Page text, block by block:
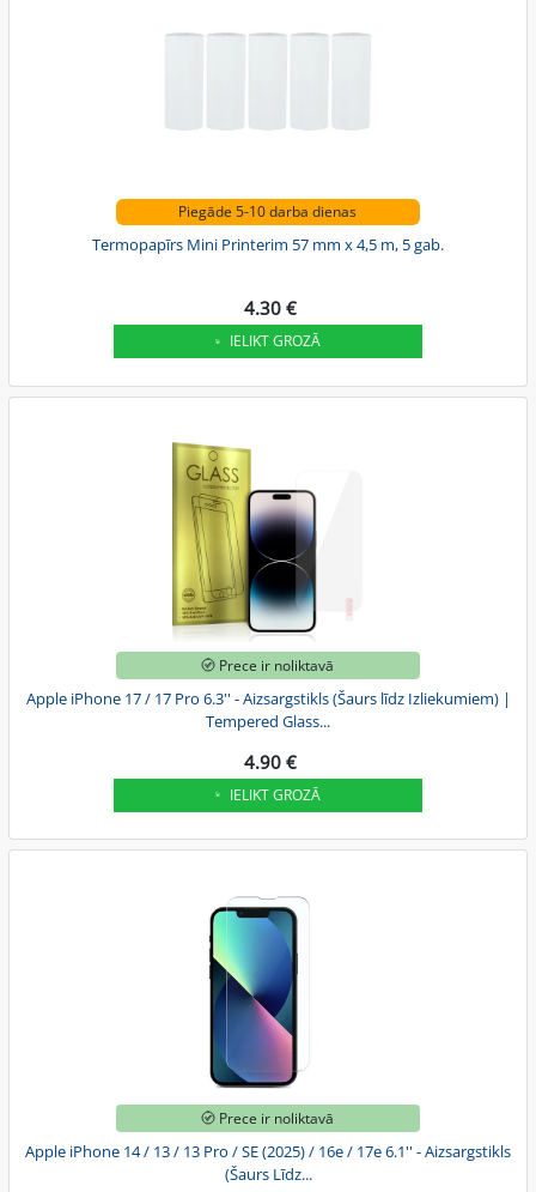
Piegāde 5-10 darba dienas
Termopapīrs Mini Printerim 57 mm x 4,5 m, 5 gab.
4.30 €
IELIKT GROZĀ
Prece ir noliktavā
Apple iPhone 17 / 17 Pro 6.3'' - Aizsargstikls (Šaurs līdz Izliekumiem) |
Tempered Glass...
4.90 €
IELIKT GROZĀ
Prece ir noliktavā
Apple iPhone 14 / 13 / 13 Pro / SE (2025) / 16e / 17e 6.1'' - Aizsargstikls
(Šaurs Līdz...